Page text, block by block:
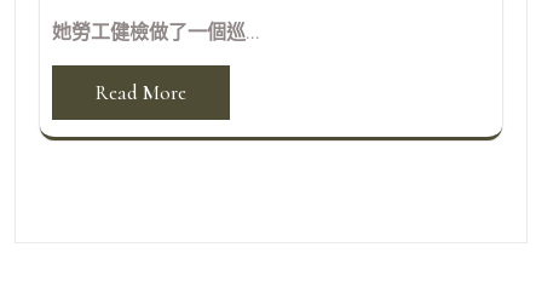
她勞工健檢做了一個巡...
Read More